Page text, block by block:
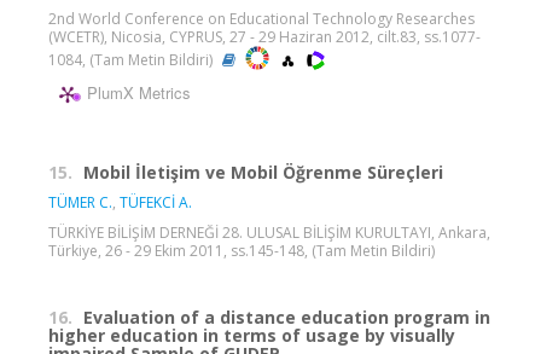
2nd World Conference on Educational Technology Researches
(WCETR), Nicosia, CYPRUS, 27 - 29 Haziran 2012, cilt.83, ss.1077-
1084, (Tam Metin Bildiri)
PlumX Metrics
15. Mobil İletişim ve Mobil Öğrenme Süreçleri
TÜMER C., TÜFEKCİ A.
TÜRKİYE BİLİŞİM DERNEĞİ 28. ULUSAL BİLİŞİM KURULTAYI, Ankara,
Türkiye, 26 - 29 Ekim 2011, ss.145-148, (Tam Metin Bildiri)
16. Evaluation of a distance education program in
higher education in terms of usage by visually